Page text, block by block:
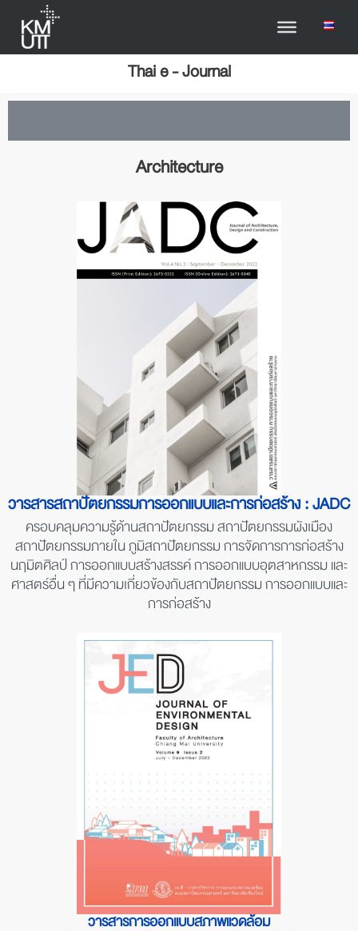
Thai e - Journal
Architecture
วารสารสถาปัตยกรรมการออกแบบและการก่อสร้าง : JADC
ครอบคลุมความรู้ด้านสถาปัตยกรรม สถาปัตยกรรมผังเมือง
สถาปัตยกรรมภายใน ภูมิสถาปัตยกรรม การจัดการการก่อสร้าง
นฤมิตศิลป์ การออกแบบสร้างสรรค์ การออกแบบอุตสาหกรรม และ
ศาสตร์อื่น ๆ ที่มีความเกี่ยวข้องกับสถาปัตยกรรม การออกแบบและ
การก่อสร้าง
วารสารการออกแบบสภาพแวดล้อม